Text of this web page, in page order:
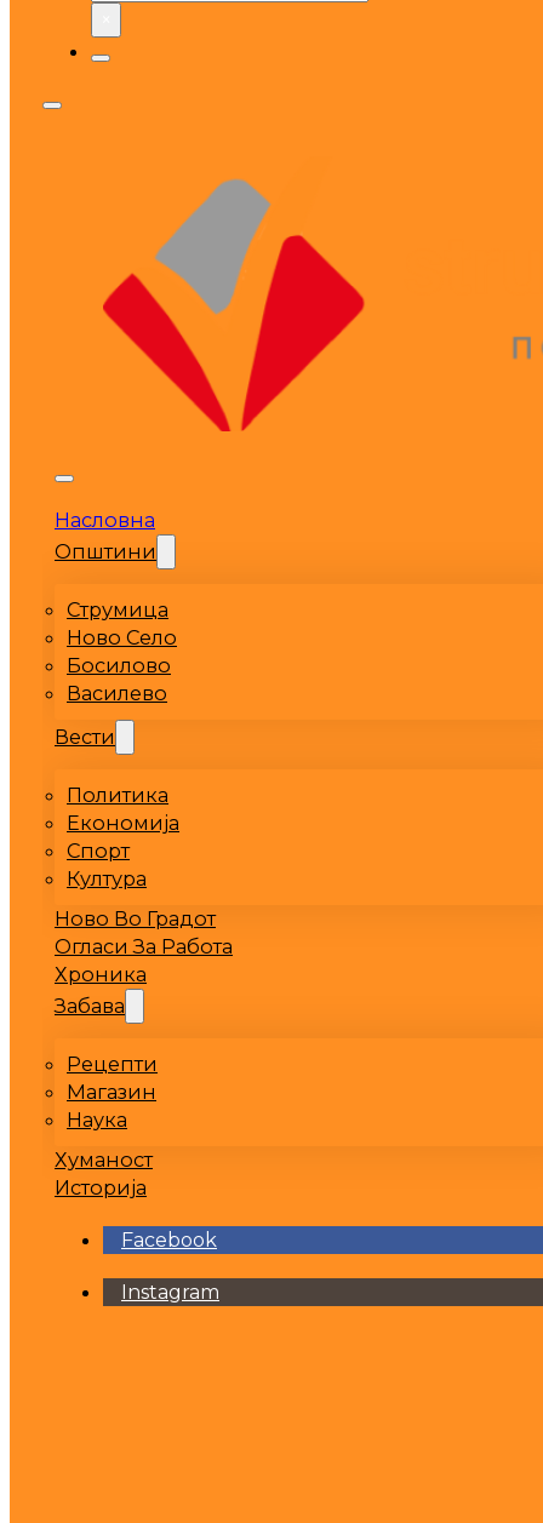
Насловна
Општини
Струмица
Ново Село
Босилово
Василево
Вести
Политика
Економија
Спорт
Култура
Ново Во Градот
Огласи За Работа
Хроника
Забава
Рецепти
Магазин
Наука
Хуманост
Историја
Facebook
Instagram